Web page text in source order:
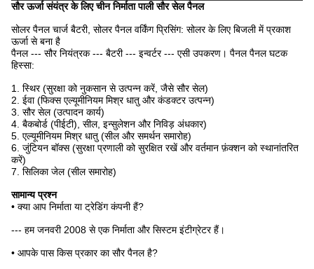
सौर ऊर्जा संयंत्र के लिए चीन निर्माता पाली सौर सेल पैनल
सोलर पैनल चार्ज बैटरी, सोलर पैनल वर्किंग प्रिसिंग: सोलर के लिए बिजली में प्रकाश
ऊर्जा से बना है
पैनल --- सौर नियंत्रक --- बैटरी --- इन्वर्टर --- एसी उपकरण। पैनल पैनल घटक
हिस्सा:
1. स्थिर (सुरक्षा को नुकसान से उत्पन्न करें, जैसे सौर सेल)
2. ईवा (फिक्स एल्यूमीनियम मिश्र धातु और कंडक्टर उत्पन्न)
3. सौर सेल (उत्पादन कार्य)
4. बैकबोर्ड (पीईटी), सील, इन्सुलेशन और निविड़ अंधकार)
5. एल्यूमीनियम मिश्र धातु (सील और समर्थन समारोह)
6. जुंटियन बॉक्स (सुरक्षा प्रणाली को सुरक्षित रखें और वर्तमान फ़ंक्शन को स्थानांतरित
करें)
7. सिलिका जेल (सील समारोह)
सामान्य प्रश्न
• क्या आप निर्माता या ट्रेडिंग कंपनी हैं?
--- हम जनवरी 2008 से एक निर्माता और सिस्टम इंटीग्रेटर हैं।
• आपके पास किस प्रकार का सौर पैनल है?